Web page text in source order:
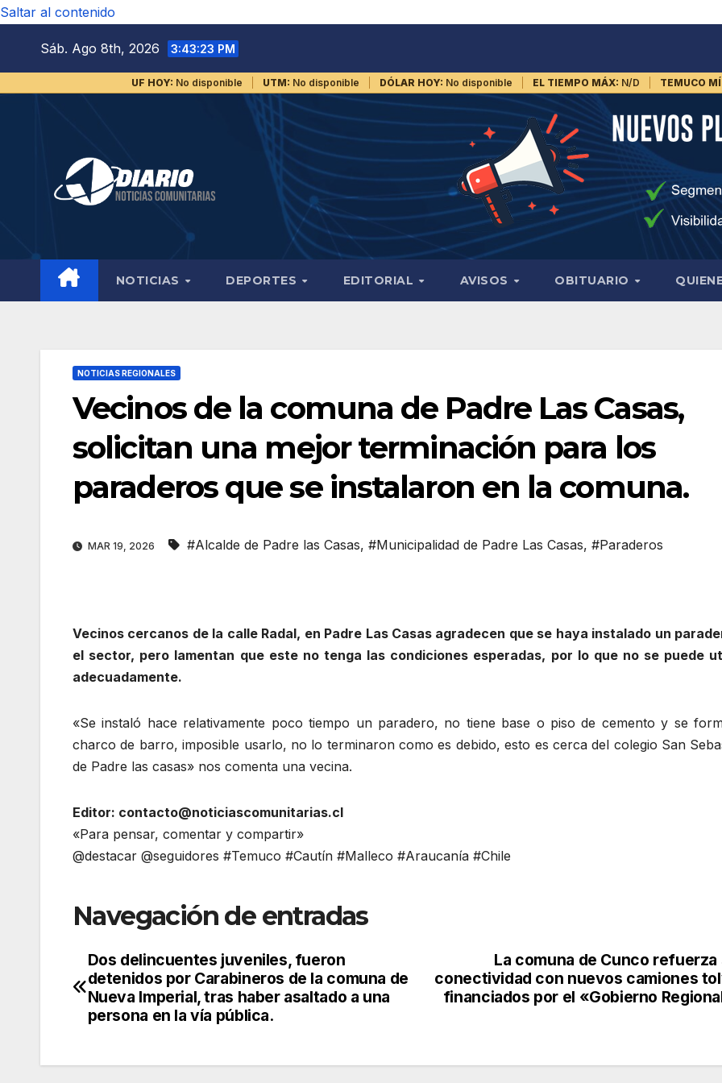
Saltar al contenido
Sáb. Ago 8th, 2026 3:43:23 PM
UF HOY: No disponible UTM: No disponible DÓLAR HOY: No disponible EL TIEMPO MÁX: N/D TEMUCO
NOTICIAS DEPORTES EDITORIAL AVISOS OBITUARIO
NOTICIAS REGIONALES
Vecinos de la comuna de Padre Las Casas,
solicitan una mejor terminación para los
paraderos que se instalaron en la comuna.
MAR 19, 2026 #Alcalde de Padre las Casas, #Municipalidad de Padre Las Casas, #Paraderos
Vecinos cercanos de la calle Radal, en Padre Las Casas agradecen que se haya instalado un
el sector, pero lamentan que este no tenga las condiciones esperadas, por lo que no se puede
adecuadamente.
«Se instaló hace relativamente poco tiempo un paradero, no tiene base o piso de cemento y se
charco de barro, imposible usarlo, no lo terminaron como es debido, esto es cerca del colegio San
de Padre las casas» nos comenta una vecina.
Editor: contacto@noticiascomunitarias.cl
«Para pensar, comentar y compartir»
@destacar @seguidores #Temuco #Cautín #Malleco #Araucanía #Chile
Navegación de entradas
La comuna de Cunco refuerza
conectividad con nuevos camiones
financiados por el «Gobierno
Dos delincuentes juveniles, fueron
detenidos por Carabineros de la comuna de
Nueva Imperial, tras haber asaltado a una
persona en la vía pública.